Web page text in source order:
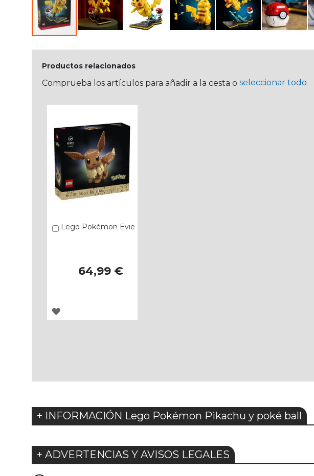
Productos relacionados
Comprueba los artículos para añadir a la cesta o seleccionar todo
Lego Pokémon Evie
64,99 €
Añadir
AGREGAR
+ INFORMACIÓN Lego Pokémon Pikachu y poké ball
+ ADVERTENCIAS Y AVISOS LEGALES